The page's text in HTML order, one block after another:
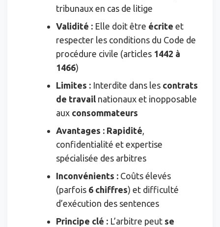
tribunaux en cas de litige
Validité : Elle doit être écrite et
respecter les conditions du Code de
procédure civile (articles 1442 à
1466)
Limites : Interdite dans les contrats
de travail nationaux et inopposable
aux consommateurs
Avantages : Rapidité
confidentialité et expertise
spécialisée des arbitres
Inconvénients : Coûts élevés
(parfois 6 chiffres) et difficulté
d’exécution des sentences
Principe clé : L’arbitre peut se